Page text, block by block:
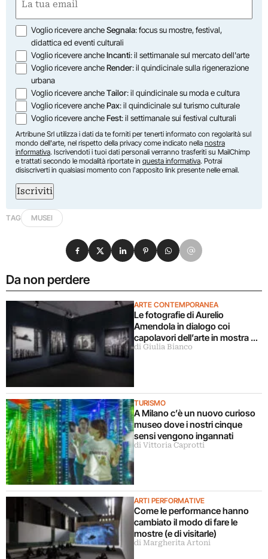
(Required)
Opzioni
Voglio ricevere ancheSegnala: focus su mostre, festival,
didattica ed eventi culturali
Voglio ricevere ancheIncanti: il settimanale sul mercato dell'arte
Voglio ricevere ancheRender: il quindicinale sulla rigenerazione
urbana
Voglio ricevere ancheTailor: il quindicinale su moda e cultura
Voglio ricevere anchePax: il quindicinale sul turismo culturale
Voglio ricevere ancheFest: il settimanale sui festival culturali
Artribune Srl utilizza i dati da te forniti per tenerti informato con regolarità sul
mondo dell'arte, nel rispetto della privacy come indicato nella nostra
informativa. Iscrivendoti i tuoi dati personali verranno trasferiti su MailChimp
e trattati secondo le modalità riportate in questa informativa. Potrai
disiscriverti in qualsiasi momento con l'apposito link presente nelle email.
Iscriviti
TAG MUSEI
Da non perdere
ARTE CONTEMPORANEA
Le fotografie di Aurelio
Amendola in dialogo coi
capolavori dell’arte in mostra a
Milano
di Giulia Bianco
TURISMO
A Milano c’è un nuovo curioso
museo dove i nostri cinque
sensi vengono ingannati
di Vittoria Caprotti
ARTI PERFORMATIVE
Come le performance hanno
cambiato il modo di fare le
mostre (e di visitarle)
di Margherita Artoni
Condividi su Facebook
Condividi su X
Condividi su LinkedIn
Condividi su Pinterest
Condividi su WhatsApp
Condividi su Email